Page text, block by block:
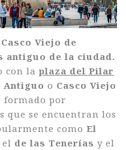
Casco Viejo de
antiguo de la ciudad.
con la plaza del Pilar
Antiguo o Casco Viejo
por
que se encuentran los
como El
el de las Tenerías y el